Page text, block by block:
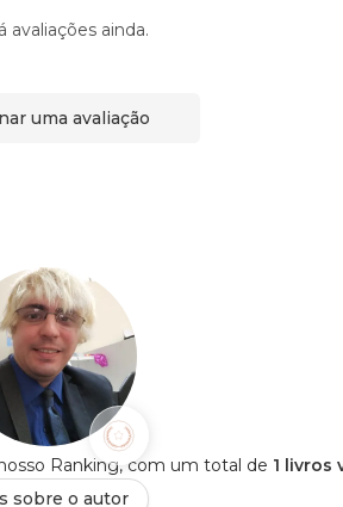
avaliações ainda.
uma avaliação
Ranking, com um total de 1 livros
sobre o autor